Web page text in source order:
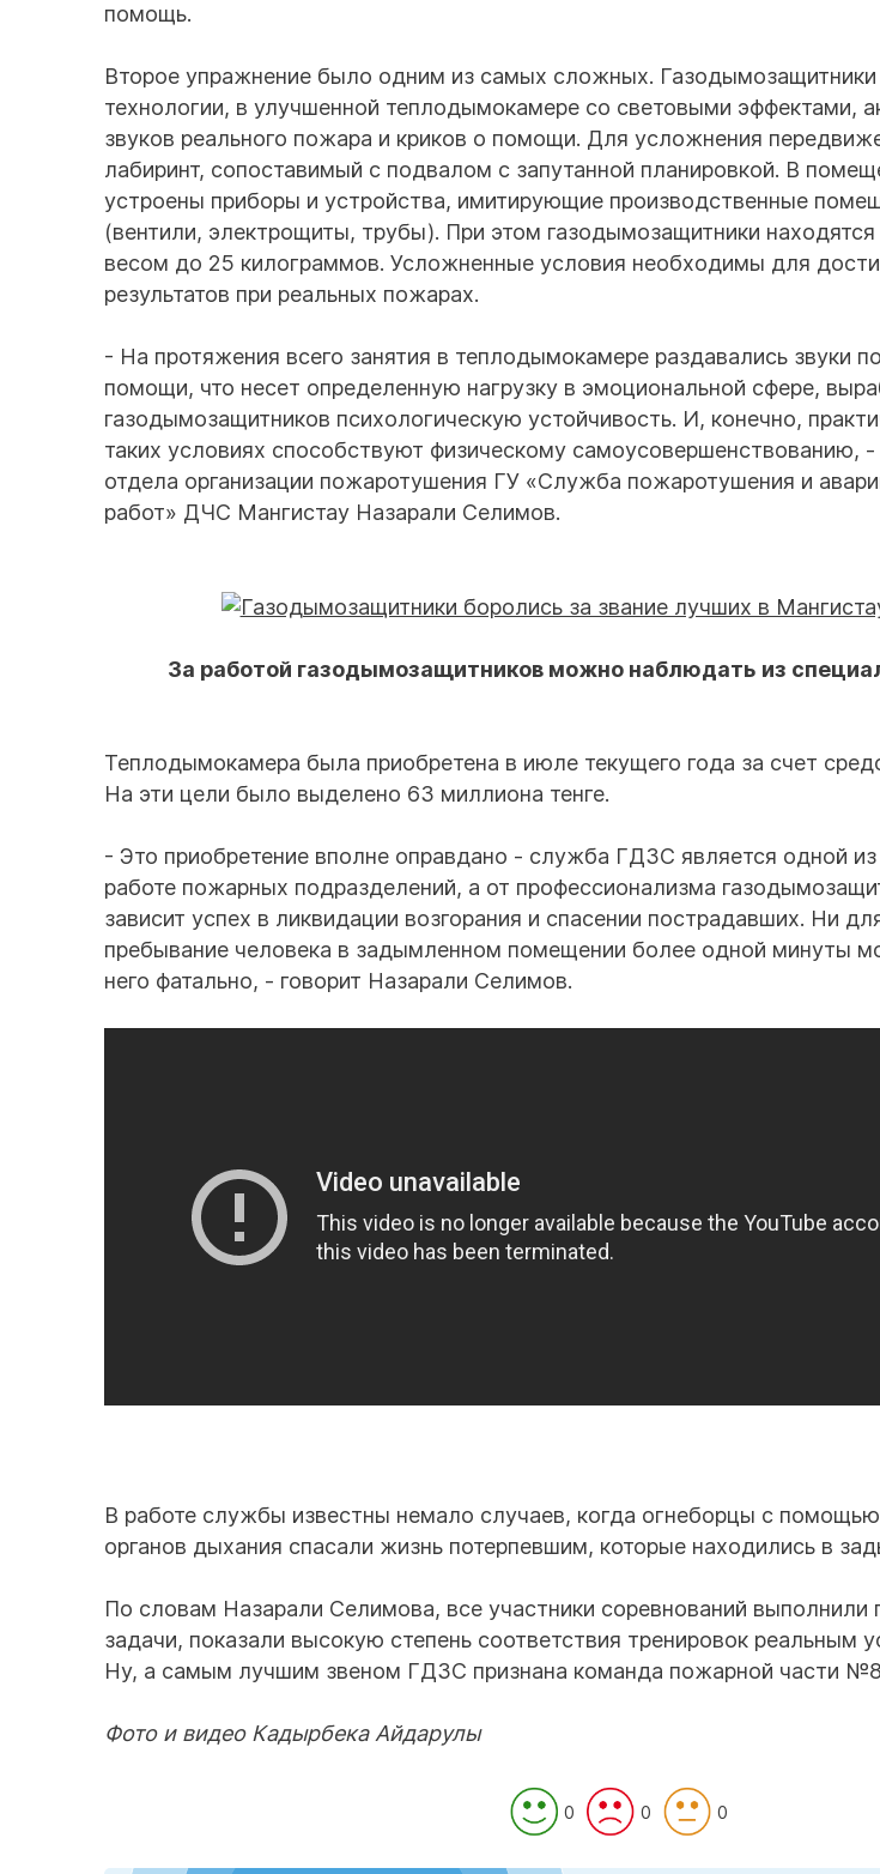
помощь.
Второе упражнение было одним из самых сложных. Газодымозащитники
технологии, в улучшенной теплодымокамере со световыми эффектами,
звуков реального пожара и криков о помощи. Для усложнения
лабиринт, сопоставимый с подвалом с запутанной планировкой. В
устроены приборы и устройства, имитирующие производственные
(вентили, электрощиты, трубы). При этом газодымозащитники находятся
весом до 25 килограммов. Усложненные условия необходимы для
результатов при реальных пожарах.
- На протяжения всего занятия в теплодымокамере раздавались звуки
помощи, что несет определенную нагрузку в эмоциональной сфере,
газодымозащитников психологическую устойчивость. И, конечно,
таких условиях способствуют физическому самоусовершенствованию, -
отдела организации пожаротушения ГУ «Служба пожаротушения и
работ» ДЧС Мангистау Назарали Селимов.
За работой газодымозащитников можно наблюдать из
Теплодымокамера была приобретена в июле текущего года за счет
На эти цели было выделено 63 миллиона тенге.
- Это приобретение вполне оправдано - служба ГДЗС является одной
работе пожарных подразделений, а от профессионализма
зависит успех в ликвидации возгорания и спасении пострадавших. Ни
пребывание человека в задымленном помещении более одной минуты
него фатально, - говорит Назарали Селимов.
В работе службы известны немало случаев, когда огнеборцы с
органов дыхания спасали жизнь потерпевшим, которые находились в
По словам Назарали Селимова, все участники соревнований выполнили
задачи, показали высокую степень соответствия тренировок реальным
Ну, а самым лучшим звеном ГДЗС признана команда пожарной части №8
Фото и видео Кадырбека Айдарулы
0 0 0